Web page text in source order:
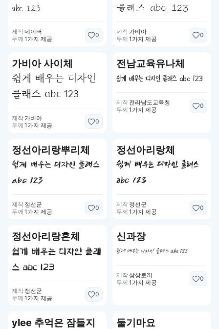
abc 123
제작네이버
두께 1가지 제공
0
클래스 abc 123
제작 가비아
두께 1가지 제공
0
가비아 사이체
쉽게 배우는 디자인
클래스 abc 123
제작 가비아
두께 1가지 제공
0
전남교육유나체
쉽게 배우는 디자인 클래스 abc 123
제작 전라남도교육청
두께 1가지 제공
0
정선아리랑뿌리체
쉽게 배우는 디자인 클래스
abc 123
제작 정선군
두께 1가지 제공
0
정선아리랑체
쉽게 배우는 디자인 클래스
abc 123
제작 정선군
두께 1가지 제공
0
정선아리랑혼체
쉽게 배우는 디자인 클래
스 abc 123
제작 정선군
두께 1가지 제공
0
신과장
쉽게 배우는 디자인 클래스 abc 123
제작상상토끼
두께 1가지 제공
0
ylee 추억은 잠들지
둘기마요